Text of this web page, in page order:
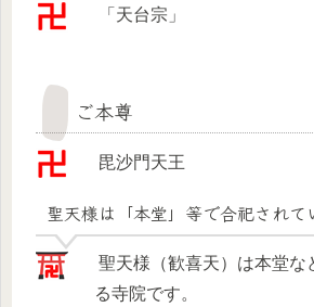
「天台宗」
ご本尊
毘沙門天王
聖天様は「本堂」等で合祀されて
聖天様（歓喜天）は本堂な
る寺院です。